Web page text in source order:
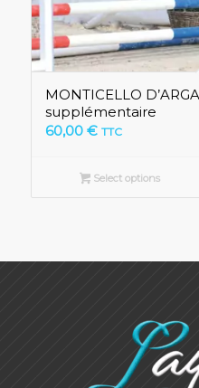
MONTICELLO
supplémentaire
60,00 € TTC
Select options